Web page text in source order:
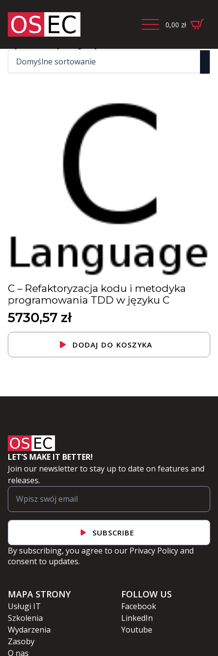
0,00 zł
C – Refaktoryzacja kodu i metodyka
programowania TDD w języku C
5730,57 zł
DODAJ DO KOSZYKA
LET’S MAKE IT BETTER!
Join our newsletter to stay up to date on features and
releases.
SUBSCRIBE
By subscribing, you agree to our Privacy Policyand
consent to updates.
MAPA STRONY
Usługi IT
Szkolenia
Wydarzenia
Zasoby
O nas
FOLLOW US
Facebook
LinkedIn
Youtube